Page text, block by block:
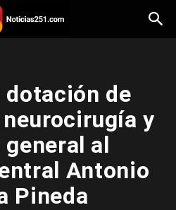
dotación de
y
al
Antonio
Pineda